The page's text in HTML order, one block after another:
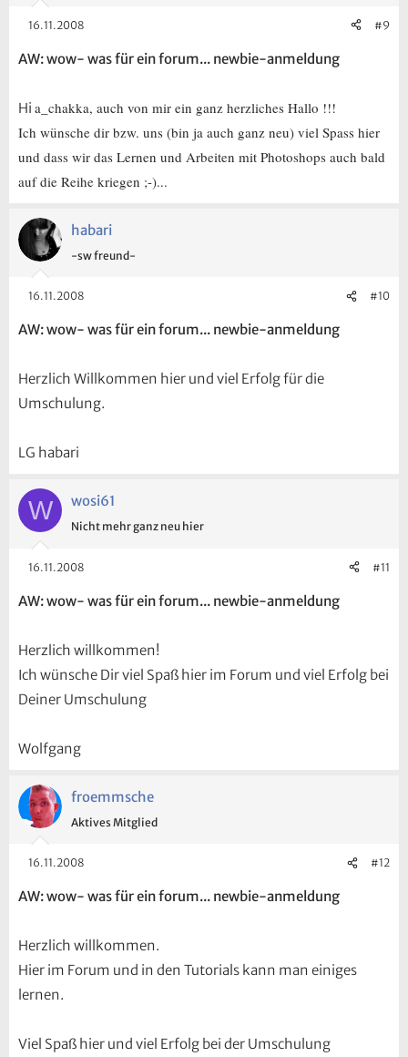
16.11.2008 #9
AW: wow- was für ein forum... newbie-anmeldung
Hi a_chakka, auch von mir ein ganz herzliches Hallo !!!
Ich wünsche dir bzw. uns (bin ja auch ganz neu) viel Spass hier
und dass wir das Lernen und Arbeiten mit Photoshops auch bald
auf die Reihe kriegen ;-)...
habari
-sw freund-
16.11.2008 #10
AW: wow- was für ein forum... newbie-anmeldung
Herzlich Willkommen hier und viel Erfolg für die
Umschulung.
LG habari
W wosi61
Nicht mehr ganz neu hier
16.11.2008 #11
AW: wow- was für ein forum... newbie-anmeldung
Herzlich willkommen!
Ich wünsche Dir viel Spaß hier im Forum und viel Erfolg bei
Deiner Umschulung
Wolfgang
froemmsche
Aktives Mitglied
16.11.2008 #12
AW: wow- was für ein forum... newbie-anmeldung
Herzlich willkommen.
Hier im Forum und in den Tutorials kann man einiges
lernen.
Viel Spaß hier und viel Erfolg bei der Umschulung